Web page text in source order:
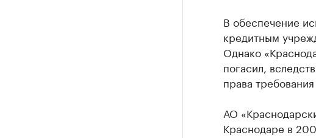
В обеспечение
кредитным
Однако
погасил,
права
АО
Краснодаре в